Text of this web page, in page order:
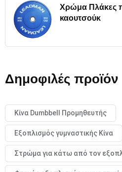
Χρώμα Πλάκες
καουτσούκ
Δημοφιλές προϊόν
Κίνα Dumbbell Προμηθευτής
Εξοπλισμός γυμναστικής Κίνα
Στρώμα για κάτω από τον